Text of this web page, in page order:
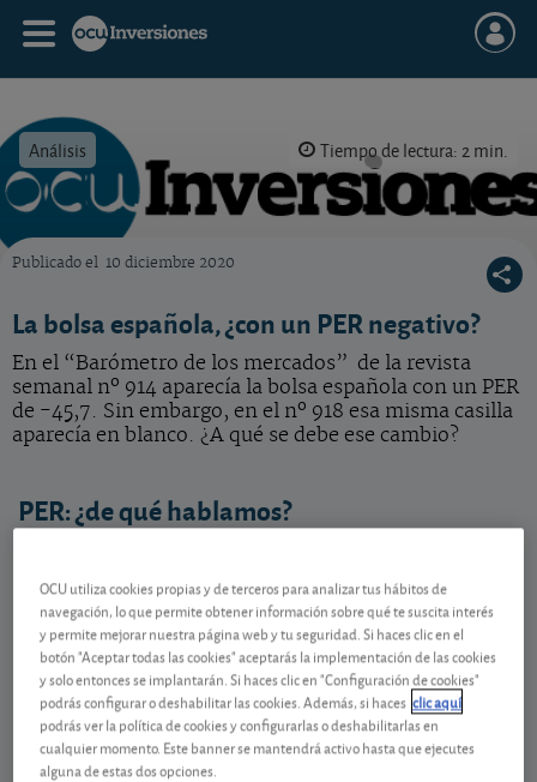
Análisis Tiempo de lectura: 2 min.
Publicado el 10 diciembre 2020
La bolsa española, ¿con un PER negativo?
En el “Barómetro de los mercados” de la revista
semanal nº 914 aparecía la bolsa española con un PER
de -45,7. Sin embargo, en el nº 918 esa misma casilla
aparecía en blanco. ¿A qué se debe ese cambio?
PER: ¿de qué hablamos?
price earning ratio
. Es un indicador que mide cuantas veces está el
beneficio contenido en el precio de una acción o de
una bolsa. Un PER bajo indicaría que esa acción o
mercado está “más barato” que otra acción o
mercado de PER más elevado. En nuestra
tabla de las bolsas mundiales
OCU utiliza cookies propias y de terceros para analizar tus hábitos de
navegación, lo que permite obtener información sobre qué te suscita interés
y permite mejorar nuestra página web y tu seguridad. Si haces clic en el
botón "Aceptar todas las cookies" aceptarás la implementación de las cookies
y solo entonces se implantarán. Si haces clic en "Configuración de cookies"
podrás configurar o deshabilitar las cookies. Además, si haces clic aquí
podrás ver la política de cookies y configurarlas o deshabilitarlas en
cualquier momento. Este banner se mantendrá activo hasta que ejecutes
alguna de estas dos opciones.